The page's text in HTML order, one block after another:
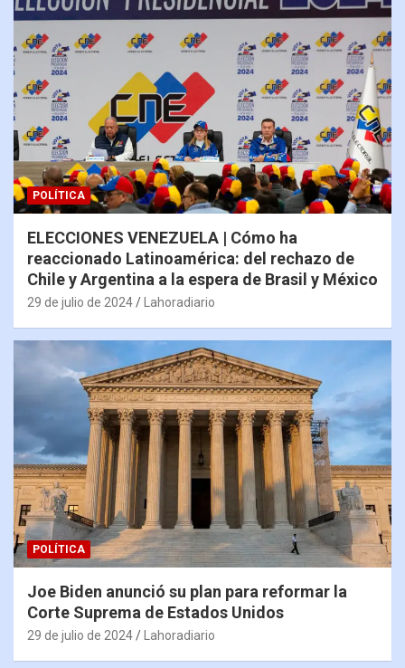
POLÍTICA
ELECCIONES VENEZUELA | Cómo ha
reaccionado Latinoamérica: del rechazo de
Chile y Argentina a la espera de Brasil y México
29 de julio de 2024 Lahoradiario
POLÍTICA
Joe Biden anunció su plan para reformar la
Corte Suprema de Estados Unidos
29 de julio de 2024 Lahoradiario